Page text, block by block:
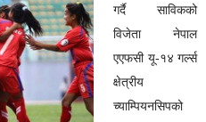
गर्दै साविकको
विजेता नेपाल
एएफसी यू-१४ गर्ल्स
क्षेत्रीय
च्याम्पियनसिपको